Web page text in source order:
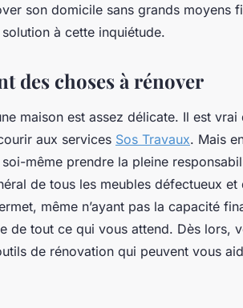
son domicile sans grands moyens
à cette inquiétude.
des choses à rénover
maison est assez délicate. Il est
aux services Sos Travaux. Mais
même prendre la pleine
de tous les meubles défectueux
même n’ayant pas la capacité
de tout ce qui vous attend. Dès lors,
de rénovation qui peuvent vous